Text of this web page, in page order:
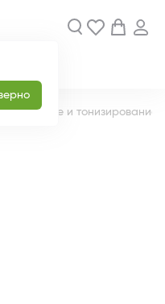
Очищение и тонизирование